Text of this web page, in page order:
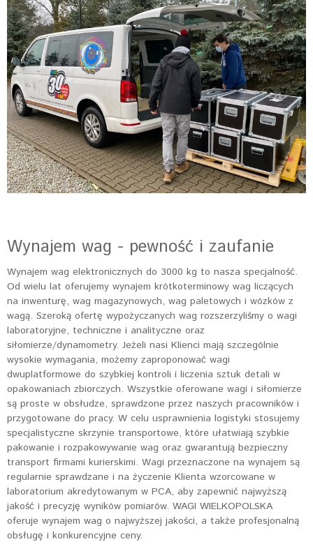
Wynajem wag - pewność i zaufanie
Wynajem wag elektronicznych do 3000 kg to nasza specjalność.
Od wielu lat oferujemy wynajem krótkoterminowy wag liczących
na inwenturę, wag magazynowych, wag paletowych i wózków z
wagą. Szeroką ofertę wypożyczanych wag rozszerzyliśmy o wagi
laboratoryjne, techniczne i analityczne oraz
siłomierze/dynamometry. Jeżeli nasi Klienci mają szczególnie
wysokie wymagania, możemy zaproponować wagi
dwuplatformowe do szybkiej kontroli i liczenia sztuk detali w
opakowaniach zbiorczych. Wszystkie oferowane wagi i siłomierze
są proste w obsłudze, sprawdzone przez naszych pracowników i
przygotowane do pracy. W celu usprawnienia logistyki stosujemy
specjalistyczne skrzynie transportowe, które ułatwiają szybkie
pakowanie i rozpakowywanie wag oraz gwarantują bezpieczny
transport firmami kurierskimi. Wagi przeznaczone na wynajem są
regularnie sprawdzane i na życzenie Klienta wzorcowane w
laboratorium akredytowanym w PCA, aby zapewnić najwyższą
jakość i precyzję wyników pomiarów. WAGI WIELKOPOLSKA
oferuje wynajem wag o najwyższej jakości, a także profesjonalną
obsługę i konkurencyjne ceny.